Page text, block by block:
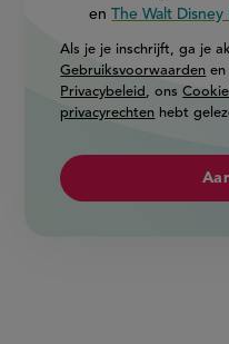
enThe Walt
Als je je inschrijft, ga je
Gebruiksvoorwaarden en
Privacybeleid , ons
privacyrechten hebt